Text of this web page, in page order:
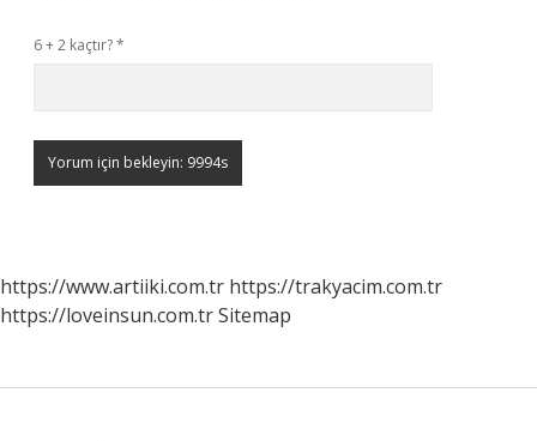
6 + 2 kaçtır?*
https://www.artiiki.com.tr https://trakyacim.com.tr
https://loveinsun.com.trSitemap